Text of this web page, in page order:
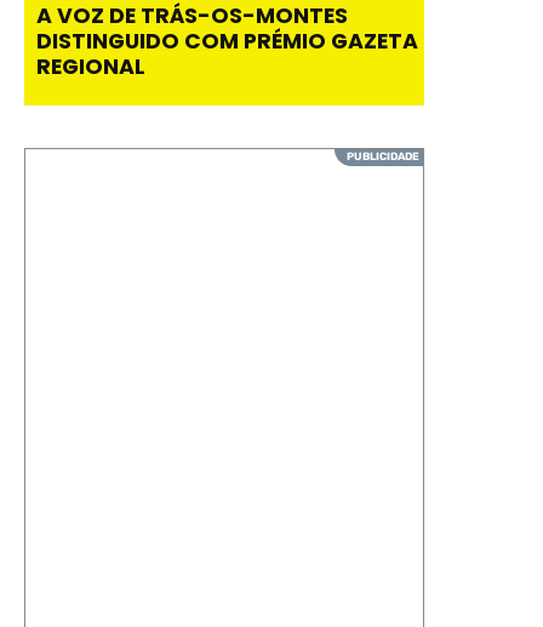
A VOZ DE TRÁS-OS-MONTES
DISTINGUIDO COM PRÉMIO GAZETA
REGIONAL